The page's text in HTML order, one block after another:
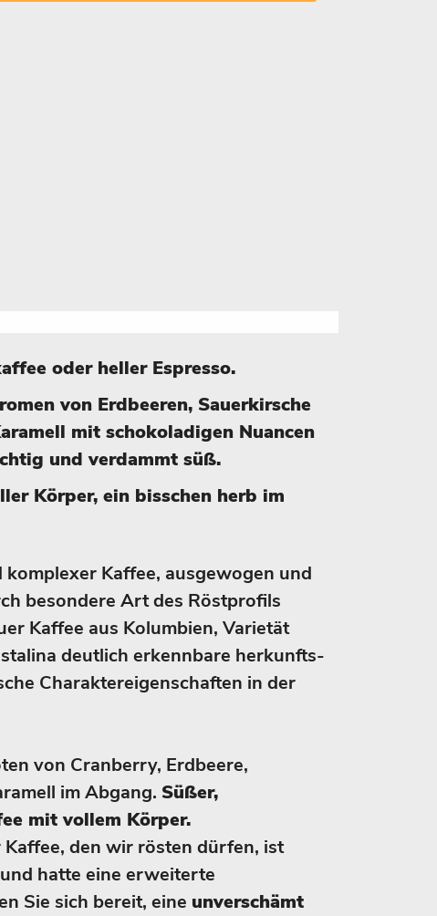
oder heller Espresso.
von Erdbeeren, Sauerkirsche
mit schokoladigen Nuancen
und verdammt süß.
Körper, ein bisschen herb im
Kaffee, ausgewogen und
besondere Art des Röstprofils
Kaffee aus Kolumbien, Varietät
deutlich erkennbare herkunfts-
Charaktereigenschaften in der
von Cranberry, Erdbeere,
im Abgang. Süßer,
mit vollem Körper.
den wir rösten dürfen, ist
und hatte eine erweiterte
Sie sich bereit, eine unverschämt